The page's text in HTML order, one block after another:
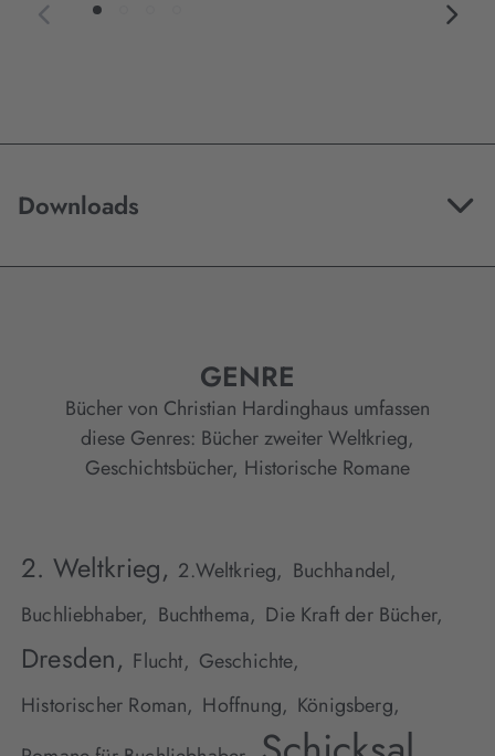
Downloads
GENRE
Bücher von Christian Hardinghaus umfassen
diese Genres: Bücher zweiter Weltkrieg,
Geschichtsbücher, Historische Romane
2. Weltkrieg, 2.Weltkrieg, Buchhandel,
Buchliebhaber, Buchthema, Die Kraft der Bücher,
Dresden, Flucht, Geschichte,
Historischer Roman, Hoffnung, Königsberg,